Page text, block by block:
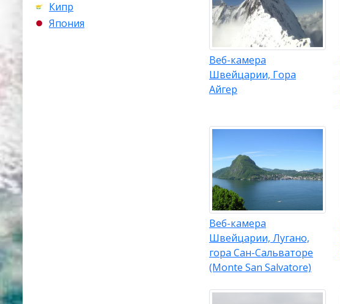
Кипр
Япония
Веб-камера
Швейцарии, Гора
Айгер
Веб-камера
Швейцарии, Лугано,
гора Сан-Сальваторе
(Monte San Salvatore)